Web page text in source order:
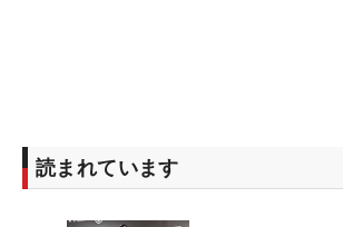
読まれています